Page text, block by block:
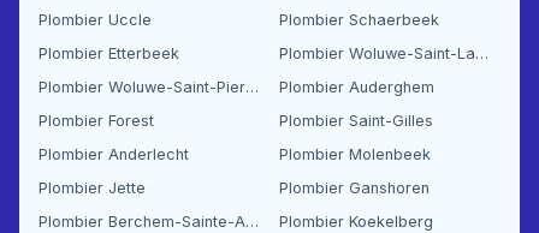
Plombier Uccle
Plombier Schaerbeek
Plombier Etterbeek
Plombier Woluwe-Saint-Lambert
Plombier Woluwe-Saint-Pierre
Plombier Auderghem
Plombier Forest
Plombier Saint-Gilles
Plombier Anderlecht
Plombier Molenbeek
Plombier Jette
Plombier Ganshoren
Plombier Berchem-Sainte-Agathe
Plombier Koekelberg